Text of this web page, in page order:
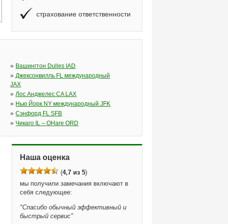
страхование ответственности
» Вашингтон Dulles IAD
»Джексонвилль FL международный
JAX
»Лос Анджелес CA LAX
» Нью Йорк NY международный JFK
»Сэнфорд FL SFB
» Чикаго IL – OHare ORD
Наша оценка
(4,7 из 5)
мы получили замечания включают в
себя следующее:
"Спасибо обычный эффективный и
быстрый сервис"